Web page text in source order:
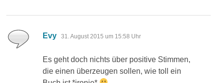
Evy sagt:
31. August 2015 um 15:58 Uhr
Es geht doch nichts über positive Stimmen,
die einen überzeugen sollen, wie toll ein